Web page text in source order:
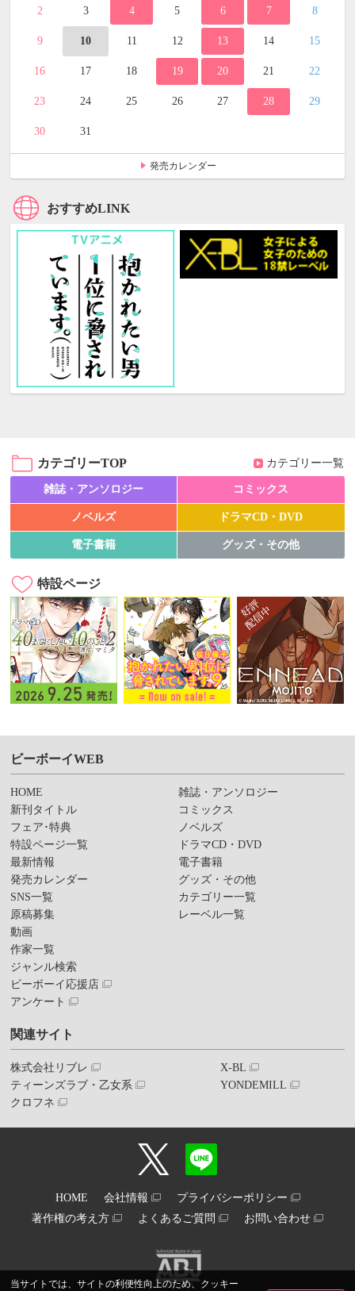
当サイトでは、サイトの利便性向上のため、クッキー
2 3 4 5 6 7 8
9 10 11 12 13 14 15
16 17 18 19 20 21 22
23 24 25 26 27 28 29
30 31
発売カレンダー
おすすめLINK
カテゴリーTOP カテゴリー一覧
雑誌・アンソロジー コミックス
ノベルズ ドラマCD・DVD
電子書籍 グッズ・その他
特設ページ
ビーボーイWEB
HOME
新刊タイトル
フェア･特典
特設ページ一覧
最新情報
発売カレンダー
SNS一覧
原稿募集
動画
作家一覧
ジャンル検索
ビーボーイ応援店
アンケート
雑誌・アンソロジー
コミックス
ノベルズ
ドラマCD・DVD
電子書籍
グッズ・その他
カテゴリー一覧
レーベル一覧
関連サイト
株式会社リブレ
ティーンズラブ・乙女系
クロフネ
X-BL
YONDEMILL
HOME 会社情報
プライバシーポリシー
著作権の考え方
よくあるご質問 お問い合わせ